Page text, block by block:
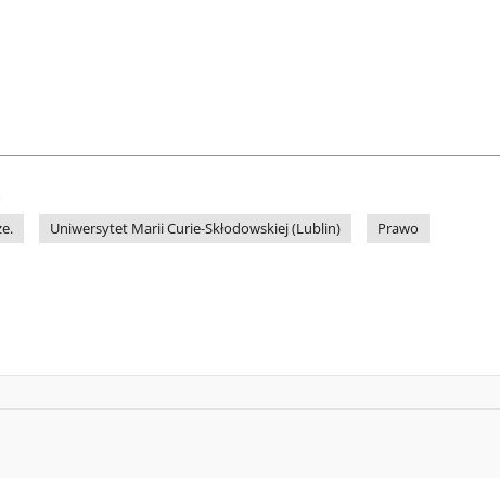
Uniwersytet Marii Curie-Skłodowskiej (Lublin) Prawo